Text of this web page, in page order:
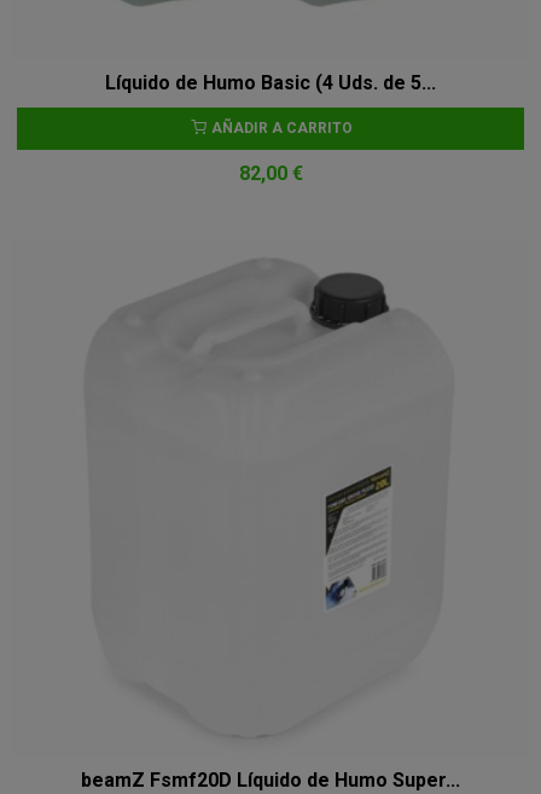
Líquido de Humo Basic (4 Uds. de 5...
AÑADIR A CARRITO
82,00 €
beamZ Fsmf20D Líquido de Humo Super...